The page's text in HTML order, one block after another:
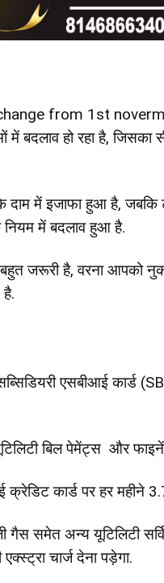
from 1st
बदलाव हो रहा है,
में इजाफा हुआ है, जबकि
में बदलाव हुआ है.
बहुत जरूरी है, वरना आपको
एसबीआई कार्ड
बिल पेमेंट्स और
कार्ड पर हर महीने
गैस समेत अन्य यूटिलिटी
चार्ज देना पड़ेगा.